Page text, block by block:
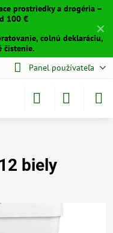
✕
prostriedky a drogéria –
100 €
colnú deklaráciu,
čistenie.
Panel používateľa
biely